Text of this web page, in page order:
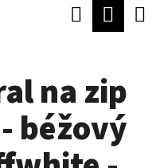
Hledat
na zip
béžový